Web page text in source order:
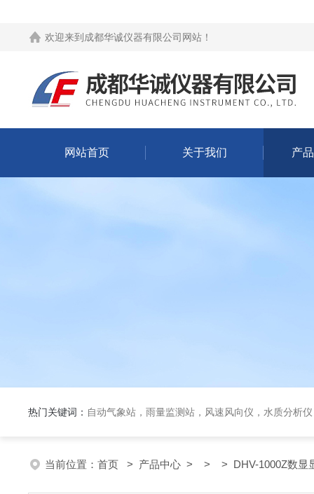
欢迎来到 成都华诚仪器有限公司网站 ！
网站首页 关于我们 产
热门关键词： 自动气象站，雨量监测站，风速风向仪，水质分析
当前位置： 首页 > 产品中心 > > > DHV-1000Z数显